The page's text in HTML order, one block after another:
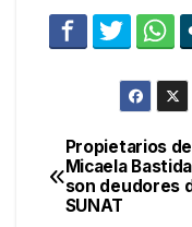
de
Propietarios de
Micaela
son deudores
SUNAT